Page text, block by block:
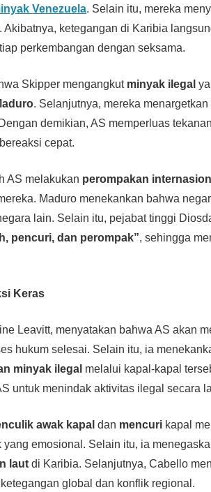
Venezuela. Selain itu, mereka
Akibatnya, ketegangan di Karibia
perkembangan dengan seksama.
Skipper mengangkut minyak ilegal
. Selanjutnya, mereka
demikian, AS memperluas
cepat.
AS melakukan perompakan
Maduro menekankan bahwa
lain. Selain itu, pejabat tinggi
pencuri, dan perompak”, sehingga
Keras
Leavitt, menyatakan bahwa AS akan
hukum selesai. Selain itu, ia
minyak ilegal melalui kapal-kapal
untuk menindak aktivitas ilegal secara
awak kapal dan mencuri kapal
emosional. Selain itu, ia
laut di Karibia. Selanjutnya, Cabello
global dan konflik regional.